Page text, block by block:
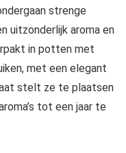
strenge
uitzonderlijk aroma en
in potten met
met een elegant
stelt ze te plaatsen
tot een jaar te